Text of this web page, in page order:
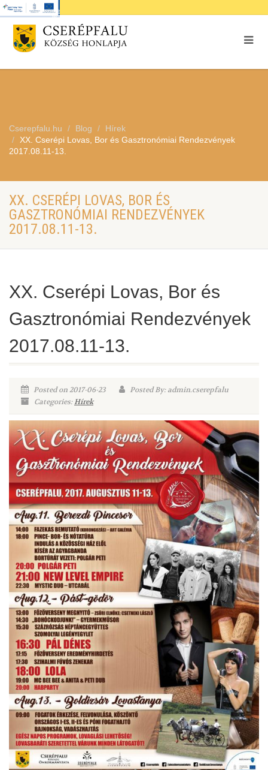
Cserepfalu.hu Blog
Hírek
XX. Cserépi Lovas, Bor és Gasztronómiai Rendezvények
2017.08.11-13.
XX. CSERÉPI LOVAS, BOR ÉS
GASZTRONÓMIAI RENDEZVÉNYEK
2017.08.11-13.
XX. Cserépi Lovas, Bor és
Gasztronómiai Rendezvények
2017.08.11-13.
Posted on 2017-06-23
Posted By: admin.cserepfalu
Categories:Hírek